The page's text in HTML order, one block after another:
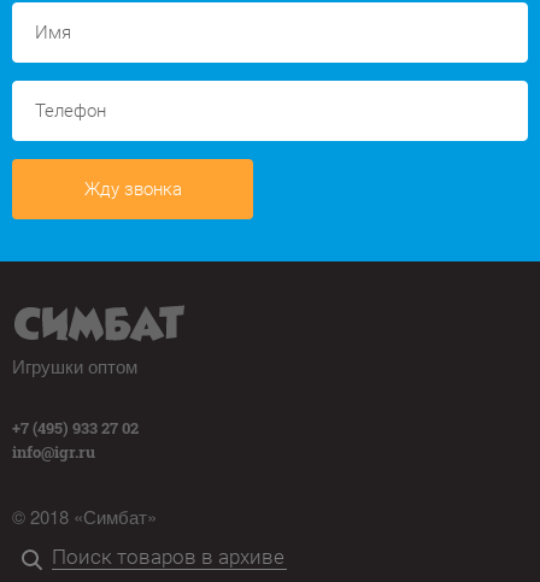
Жду звонка
Игрушки оптом
+7 (495) 933 27 02
info@igr.ru
© 2018 «Симбат»